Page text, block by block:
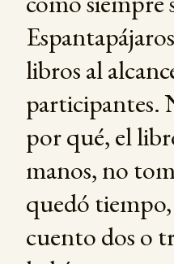
libros al
participantes.
por qué, el
manos, no
quedó
cuento dos o